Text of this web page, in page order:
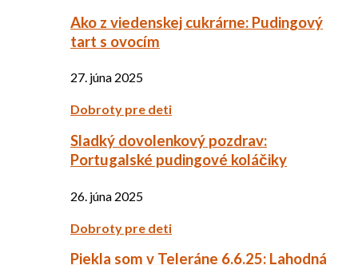
Ako z viedenskej cukrárne: Pudingový
tart s ovocím
27. júna 2025
Dobroty pre deti
Sladký dovolenkový pozdrav:
Portugalské pudingové koláčiky
26. júna 2025
Dobroty pre deti
Piekla som v Teleráne 6.6.25: Lahodná